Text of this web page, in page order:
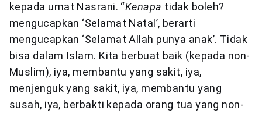
kepada umat Nasrani. “Kenapa tidak boleh?
mengucapkan ‘Selamat Natal’, berarti
mengucapkan ‘Selamat Allah punya anak’. Tidak
bisa dalam Islam. Kita berbuat baik (kepada non-
Muslim), iya, membantu yang sakit, iya,
menjenguk yang sakit, iya, membantu yang
susah, iya, berbakti kepada orang tua yang non-